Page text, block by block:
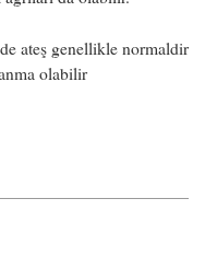
ateş genellikle normaldir
olabilir